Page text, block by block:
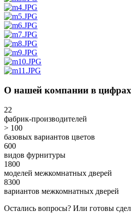
О нашей компании в цифрах
22
фабрик-производителей
> 100
базовых вариантов цветов
600
видов фурнитуры
1800
моделей межкомнатных дверей
8300
вариантов межкомнатных дверей
Остались вопросы? Или готовы